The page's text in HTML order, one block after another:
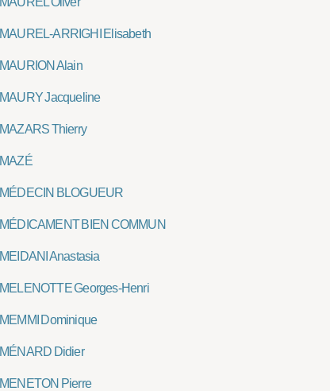
MAUREL-ARRIGHI Elisabeth
MAURION Alain
MAURY Jacqueline
MAZARS Thierry
MAZÉ
MÉDECIN BLOGUEUR
MÉDICAMENT BIEN COMMUN
MEIDANI Anastasia
MELENOTTE Georges-Henri
MEMMI Dominique
MÉNARD Didier
MENETON Pierre